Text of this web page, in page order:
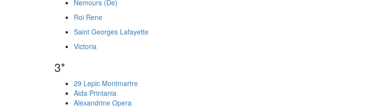
Nemours (De)
Roi Rene
Saint Georges Lafayette
Victoria
3*
29 Lepic Montmartre
Aida Printania
Alexandrine Opera